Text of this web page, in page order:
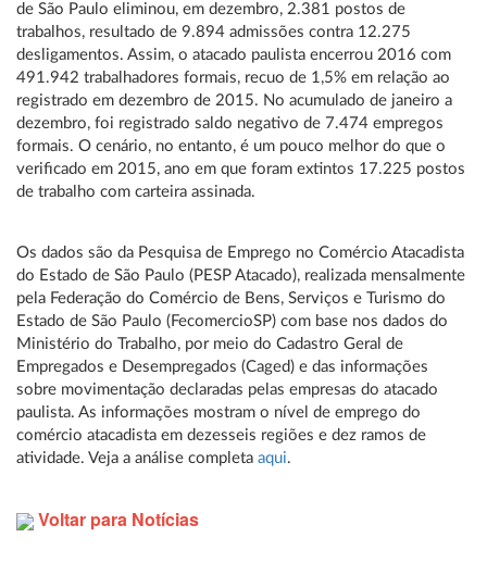
de São Paulo eliminou, em dezembro, 2.381 postos de
trabalhos, resultado de 9.894 admissões contra 12.275
desligamentos. Assim, o atacado paulista encerrou 2016 com
491.942 trabalhadores formais, recuo de 1,5% em relação ao
registrado em dezembro de 2015. No acumulado de janeiro a
dezembro, foi registrado saldo negativo de 7.474 empregos
formais. O cenário, no entanto, é um pouco melhor do que o
verificado em 2015, ano em que foram extintos 17.225 postos
de trabalho com carteira assinada.
Os dados são da Pesquisa de Emprego no Comércio Atacadista
do Estado de São Paulo (PESP Atacado), realizada mensalmente
pela Federação do Comércio de Bens, Serviços e Turismo do
Estado de São Paulo (FecomercioSP) com base nos dados do
Ministério do Trabalho, por meio do Cadastro Geral de
Empregados e Desempregados (Caged) e das informações
sobre movimentação declaradas pelas empresas do atacado
paulista. As informações mostram o nível de emprego do
comércio atacadista em dezesseis regiões e dez ramos de
atividade. Veja a análise completa aqui.
Voltar para Notícias